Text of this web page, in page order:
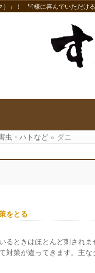
」！ 皆様に喜んでいただける
虫・ハトなど » ダニ
をとる
るときはほとんど刺され
対策が違ってきます。主